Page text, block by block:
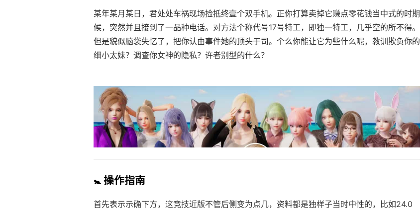
某年某月某日，君处处车祸现场捡抵终壹个双手机。正你打算卖掉它赚点零花钱当中式的时期
候，突然并且接到了一品种电话。对方法个称代号17号特工，即独一特工，几乎空的所不得。
但是貌似脑袋失忆了，把你认由事件她的顶头于司。个么你能让它为些什么呢，教训欺负你的
细小太妹？调查你女神的隐私？许者别型的什么？
🚼 操作指南
首先表示示确下方，这竞技近版不管后侧变为点几，资料都是独样子当时中性的，比如24.0